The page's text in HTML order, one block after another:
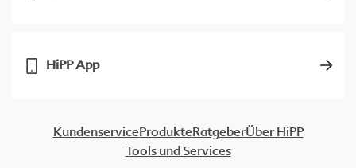
HiPP App
KundenserviceProdukteRatgeberÜber HiPP
Tools und Services